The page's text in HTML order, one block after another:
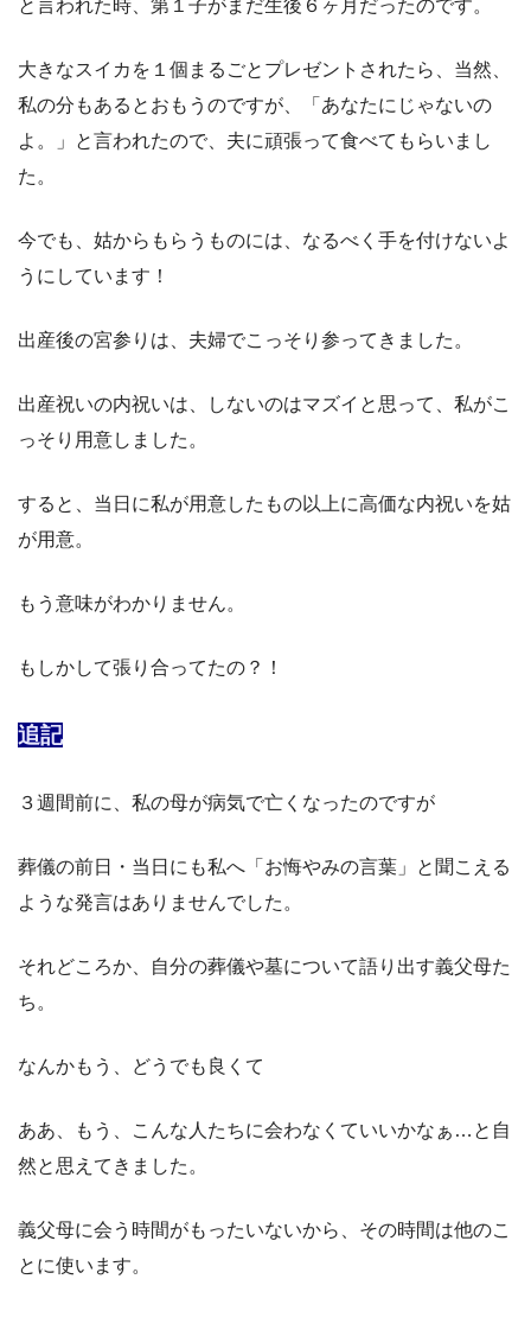
と言われた時、第１子がまだ生後６ヶ月だったのです。
大きなスイカを１個まるごとプレゼントされたら、当然、
私の分もあるとおもうのですが、「あなたにじゃないの
よ。」と言われたので、夫に頑張って食べてもらいまし
た。
今でも、姑からもらうものには、なるべく手を付けないよ
うにしています！
出産後の宮参りは、夫婦でこっそり参ってきました。
出産祝いの内祝いは、しないのはマズイと思って、私がこ
っそり用意しました。
すると、当日に私が用意したもの以上に高価な内祝いを姑
が用意。
もう意味がわかりません。
もしかして張り合ってたの？！
追記
３週間前に、私の母が病気で亡くなったのですが
葬儀の前日・当日にも私へ「お悔やみの言葉」と聞こえる
ような発言はありませんでした。
それどころか、自分の葬儀や墓について語り出す義父母た
ち。
なんかもう、どうでも良くて
ああ、もう、こんな人たちに会わなくていいかなぁ…と自
然と思えてきました。
義父母に会う時間がもったいないから、その時間は他のこ
とに使います。